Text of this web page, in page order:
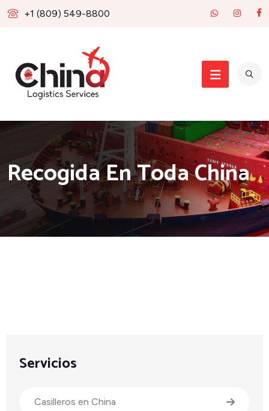
+1 (809) 549-8800
Recogida En Toda China
Servicios
Casilleros en China